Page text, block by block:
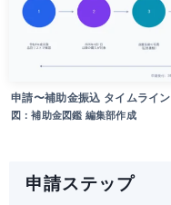
申請〜補助金振込 タイムライン
図：補助金図鑑 編集部作成
申請ステップ